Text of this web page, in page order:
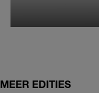
MEER EDITIES